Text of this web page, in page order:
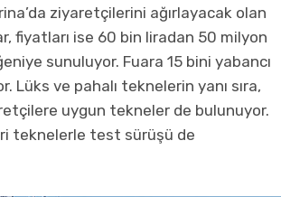
ziyaretçilerini ağırlayacak olan
fiyatları ise 60 bin liradan 50 milyon
sunuluyor. Fuara 15 bini yabancı
Lüks ve pahalı teknelerin yanı sıra,
uygun tekneler de bulunuyor.
teknelerle test sürüşü de